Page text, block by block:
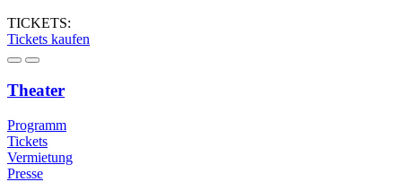
TICKETS:
Tickets kaufen
Theater
Programm
Tickets
Vermietung
Presse